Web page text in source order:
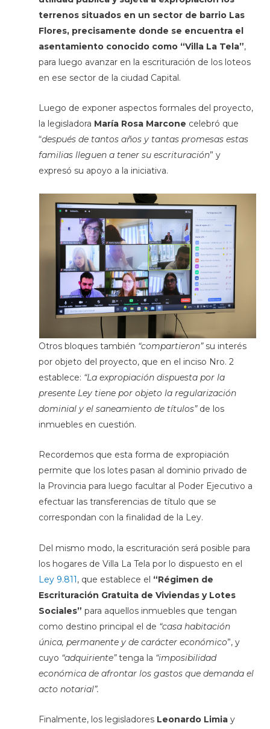
terrenos situados en un sector de barrio Las
Flores, precisamente donde se encuentra el
asentamiento conocido como “Villa La Tela”,
para luego avanzar en la escrituración de los loteos
en ese sector de la ciudad Capital.
Luego de exponer aspectos formales del proyecto,
la legisladora María Rosa Marcone celebró que
“después de tantos años y tantas promesas estas
familias lleguen a tener su escrituración” y
expresó su apoyo a la iniciativa.
Otros bloques también “compartieron”su interés
por objeto del proyecto, que en el inciso Nro. 2
establece: “La expropiación dispuesta por la
presente Ley tiene por objeto la regularización
dominial y el saneamiento de títulos”de los
inmuebles en cuestión.
Recordemos que esta forma de expropiación
permite que los lotes pasan al dominio privado de
la Provincia para luego facultar al Poder Ejecutivo a
efectuar las transferencias de título que se
correspondan con la finalidad de la Ley.
Del mismo modo, la escrituración será posible para
los hogares de Villa La Tela por lo dispuesto en el
Ley 9.811, que establece el “Régimen de
Escrituración Gratuita de Viviendas y Lotes
Sociales” para aquellos inmuebles que tengan
como destino principal el de “casa habitación
única, permanente y de carácter económico”, y
cuyo “adquiriente”tenga la “imposibilidad
económica de afrontar los gastos que demanda el
acto notarial”.
Finalmente, los legisladores Leonardo Limia y